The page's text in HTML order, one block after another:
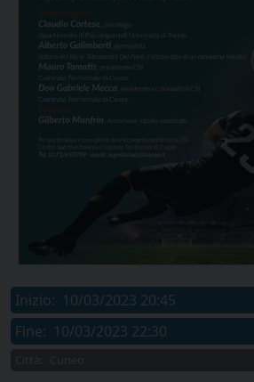
Inizio: 10/03/2023 20:45
Fine: 10/03/2023 22:30